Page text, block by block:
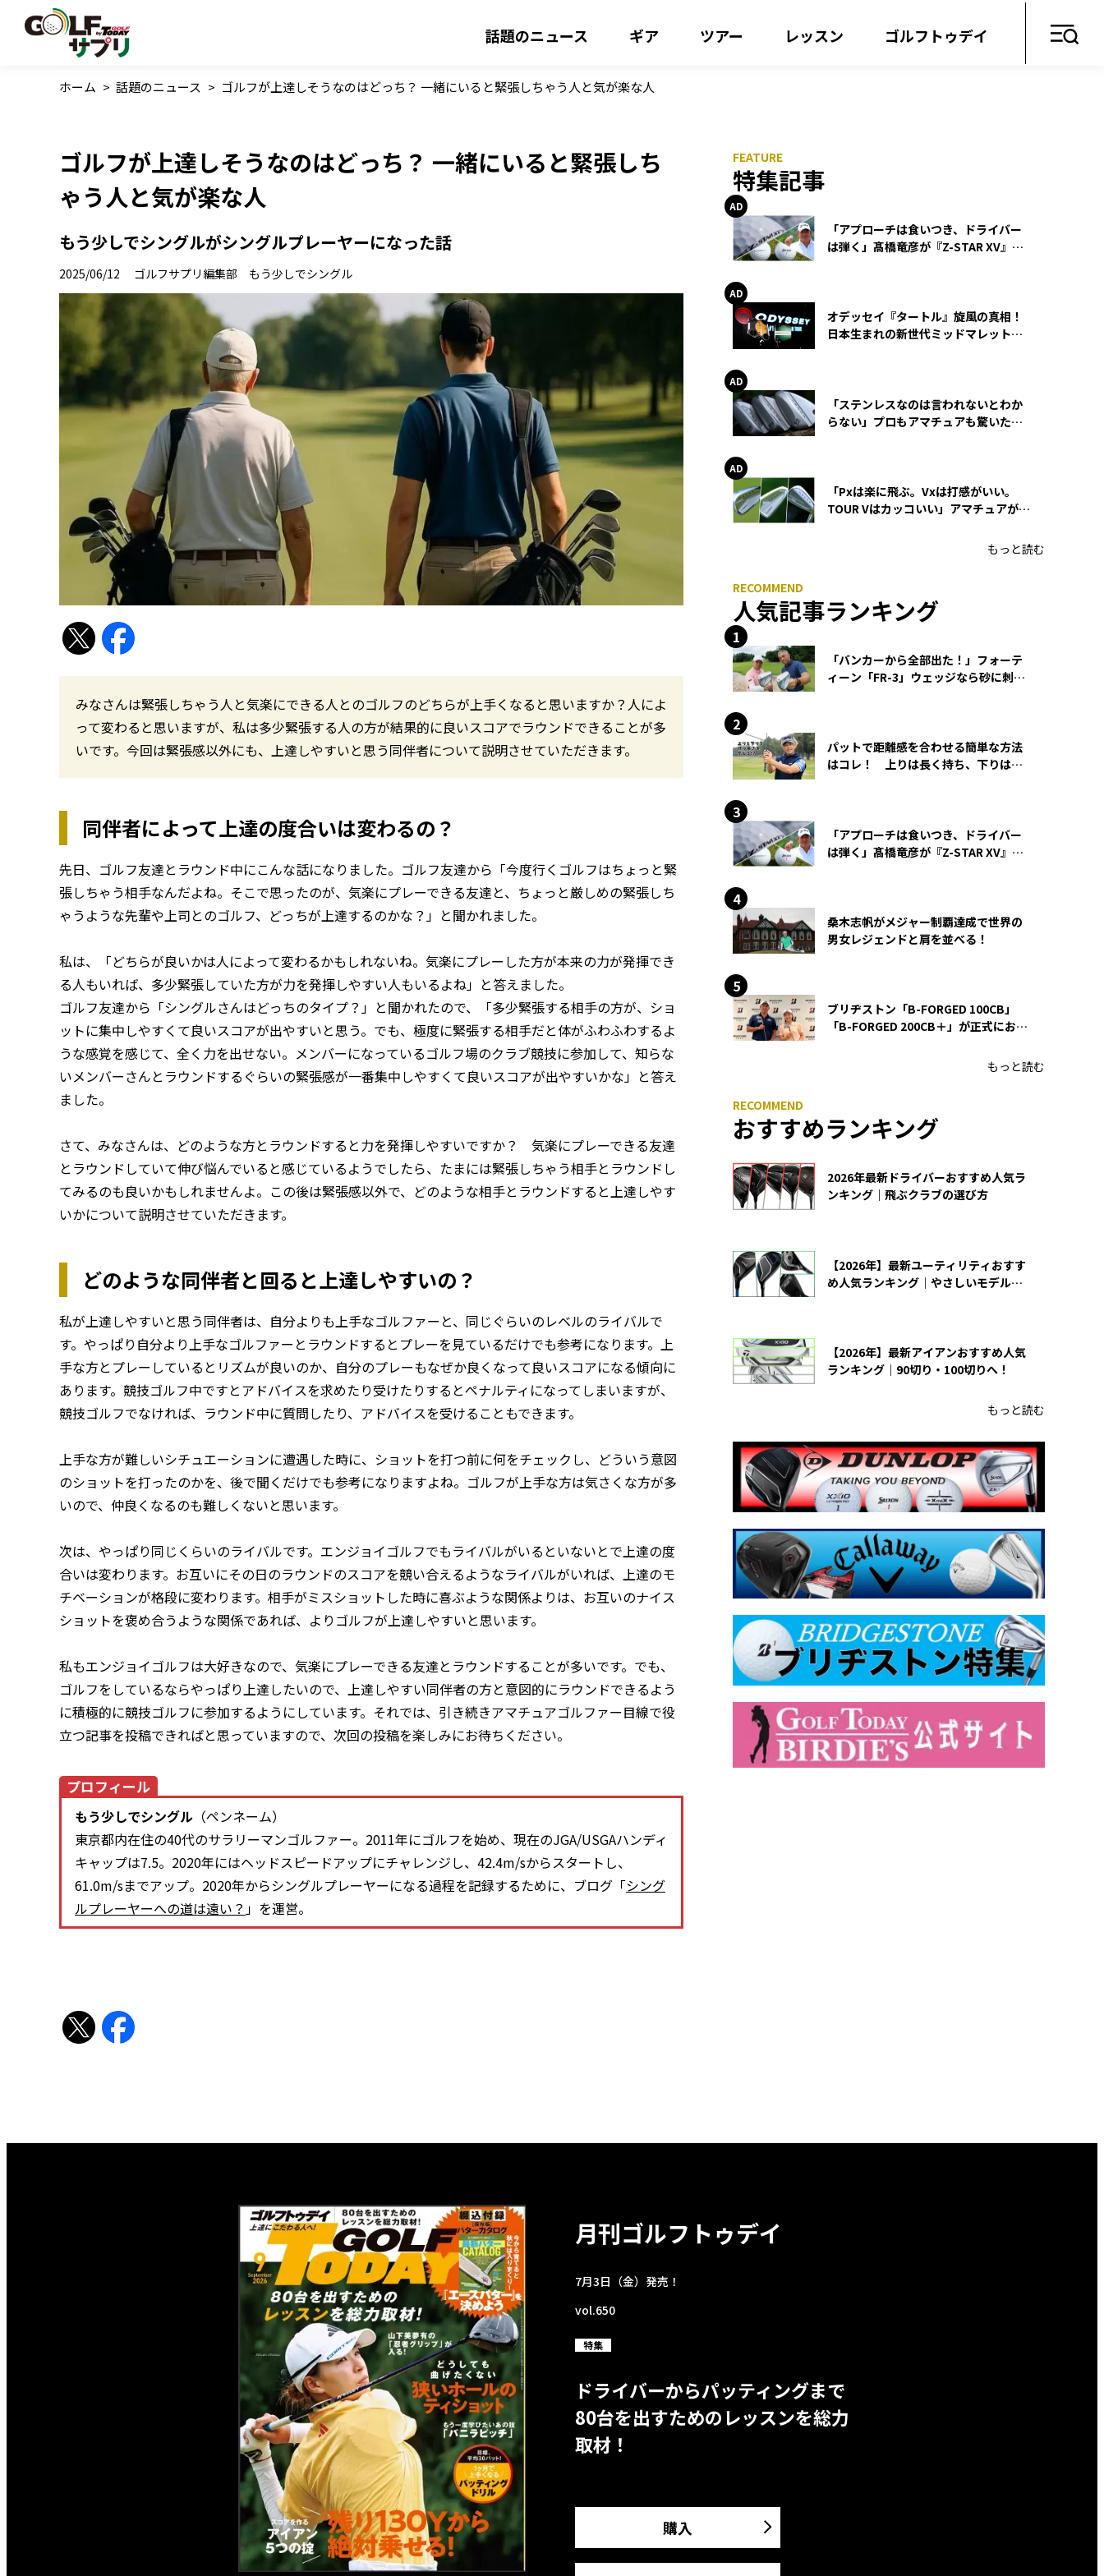
話題のニュース ギア ツアー レッスン ゴルフトゥデイ
ホーム > 話題のニュース > ゴルフが上達しそうなのはどっち？ 一緒にいると緊張しちゃう人と気が楽な人
ゴルフが上達しそうなのはどっち？ 一緒にいると緊張しち
ゃう人と気が楽な人
もう少しでシングルがシングルプレーヤーになった話
2025/06/12 ゴルフサプリ編集部 もう少しでシングル
みなさんは緊張しちゃう人と気楽にできる人とのゴルフのどちらが上手くなると思いますか？人によ
って変わると思いますが、私は多少緊張する人の方が結果的に良いスコアでラウンドできることが多
いです。今回は緊張感以外にも、上達しやすいと思う同伴者について説明させていただきます。
同伴者によって上達の度合いは変わるの？
先日、ゴルフ友達とラウンド中にこんな話になりました。ゴルフ友達から「今度行くゴルフはちょっと緊
張しちゃう相手なんだよね。そこで思ったのが、気楽にプレーできる友達と、ちょっと厳しめの緊張しち
ゃうような先輩や上司とのゴルフ、どっちが上達するのかな？」と聞かれました。
私は、「どちらが良いかは人によって変わるかもしれないね。気楽にプレーした方が本来の力が発揮でき
る人もいれば、多少緊張していた方が力を発揮しやすい人もいるよね」と答えました。
ゴルフ友達から「シングルさんはどっちのタイプ？」と聞かれたので、「多少緊張する相手の方が、ショ
ットに集中しやすくて良いスコアが出やすいと思う。でも、極度に緊張する相手だと体がふわふわするよ
うな感覚を感じて、全く力を出せない。メンバーになっているゴルフ場のクラブ競技に参加して、知らな
いメンバーさんとラウンドするぐらいの緊張感が一番集中しやすくて良いスコアが出やすいかな」と答え
ました。
さて、みなさんは、どのような方とラウンドすると力を発揮しやすいですか？ 気楽にプレーできる友達
とラウンドしていて伸び悩んでいると感じているようでしたら、たまには緊張しちゃう相手とラウンドし
てみるのも良いかもしれませんよ。この後は緊張感以外で、どのような相手とラウンドすると上達しやす
いかについて説明させていただきます。
どのような同伴者と回ると上達しやすいの？
私が上達しやすいと思う同伴者は、自分よりも上手なゴルファーと、同じぐらいのレベルのライバルで
す。やっぱり自分より上手なゴルファーとラウンドするとプレーを見ているだけでも参考になります。上
手な方とプレーしているとリズムが良いのか、自分のプレーもなぜか良くなって良いスコアになる傾向に
あります。競技ゴルフ中ですとアドバイスを求めたり受けたりするとペナルティになってしまいますが、
競技ゴルフでなければ、ラウンド中に質問したり、アドバイスを受けることもできます。
上手な方が難しいシチュエーションに遭遇した時に、ショットを打つ前に何をチェックし、どういう意図
のショットを打ったのかを、後で聞くだけでも参考になりますよね。ゴルフが上手な方は気さくな方が多
いので、仲良くなるのも難しくないと思います。
次は、やっぱり同じくらいのライバルです。エンジョイゴルフでもライバルがいるといないとで上達の度
合いは変わります。お互いにその日のラウンドのスコアを競い合えるようなライバルがいれば、上達のモ
チベーションが格段に変わります。相手がミスショットした時に喜ぶような関係よりは、お互いのナイス
ショットを褒め合うような関係であれば、よりゴルフが上達しやすいと思います。
私もエンジョイゴルフは大好きなので、気楽にプレーできる友達とラウンドすることが多いです。でも、
ゴルフをしているならやっぱり上達したいので、上達しやすい同伴者の方と意図的にラウンドできるよう
に積極的に競技ゴルフに参加するようにしています。それでは、引き続きアマチュアゴルファー目線で役
立つ記事を投稿できればと思っていますので、次回の投稿を楽しみにお待ちください。
プロフィール
もう少しでシングル （ペンネーム）
東京都内在住の40代のサラリーマンゴルファー。2011年にゴルフを始め、現在のJGA/USGAハンディ
キャップは7.5。2020年にはヘッドスピードアップにチャレンジし、42.4m/sからスタートし、
61.0m/sまでアップ。2020年からシングルプレーヤーになる過程を記録するために、ブログ「シング
ルプレーヤーへの道は遠い？ 」を運営。
特集記事
「アプローチは食いつき、ドライバー
は弾く」髙橋竜彦が『Z-STAR XV』を
オデッセイ『タートル』旋風の真相！
日本生まれの新世代ミッドマレットが
「ステンレスなのは言われないとわか
らない」プロもアマチュアも驚いた
「Pxは楽に飛ぶ。Vxは打感がいい。
TOUR Vはカッコいい」アマチュアが選
もっと読む
人気記事ランキング
「バンカーから全部出た！」フォーテ
ィーン「FR-3」ウェッジなら砂に刺さ
パットで距離感を合わせる簡単な方法
はコレ！ 上りは長く持ち、下りは短
「アプローチは食いつき、ドライバー
は弾く」髙橋竜彦が『Z-STAR XV』を
桑木志帆がメジャー制覇達成で世界の
男女レジェンドと肩を並べる！
ブリヂストン「B-FORGED 100CB」
「B-FORGED 200CB＋」が正式にお披
もっと読む
おすすめランキング
2026年最新ドライバーおすすめ人気ラ
ンキング｜飛ぶクラブの選び方
【2026年】最新ユーティリティおすす
め人気ランキング｜やさしいモデルの
【2026年】最新アイアンおすすめ人気
ランキング｜90切り・100切りへ！
もっと読む
月刊ゴルフトゥデイ
7月3日（金）発売！
vol.650
特集
ドライバーからパッティングまで
80台を出すためのレッスンを総力
取材！
購入